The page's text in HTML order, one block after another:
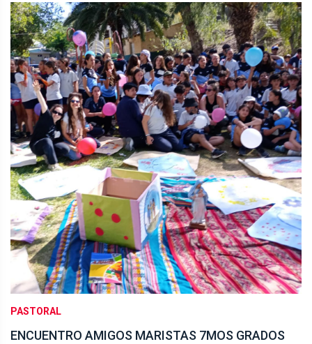
PASTORAL
ENCUENTRO AMIGOS MARISTAS 7MOS GRADOS